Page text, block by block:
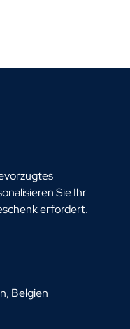
Sie Ihr
erfordert.
Belgien